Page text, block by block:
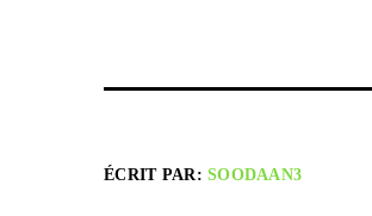
ÉCRIT PAR:SOODAAN3